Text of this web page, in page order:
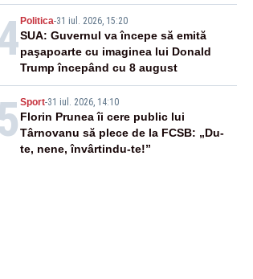
Politica-31 iul. 2026, 15:20
SUA: Guvernul va începe să emită
paşapoarte cu imaginea lui Donald
Trump începând cu 8 august
Sport-31 iul. 2026, 14:10
Florin Prunea îi cere public lui
Târnovanu să plece de la FCSB: „Du-
te, nene, învârtindu-te!”